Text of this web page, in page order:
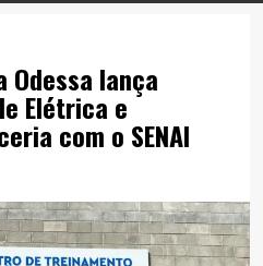
Odessa lança
Elétrica e
com o SENAI